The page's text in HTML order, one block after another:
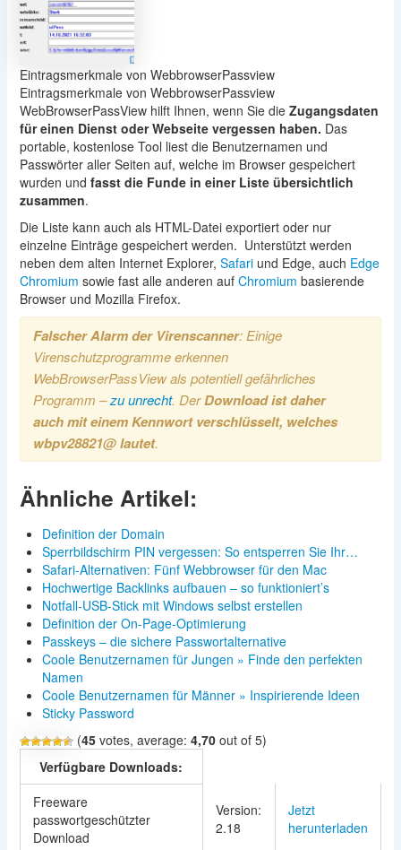
Eintragsmerkmale von WebbrowserPassview
Eintragsmerkmale von WebbrowserPassview
WebBrowserPassView hilft Ihnen, wenn Sie die Zugangsdaten
für einen Dienst oder Webseite vergessen haben. Das
portable, kostenlose Tool liest die Benutzernamen und
Passwörter aller Seiten auf, welche im Browser gespeichert
wurden und fasst die Funde in einer Liste übersichtlich
zusammen.
Die Liste kann auch als HTML-Datei exportiert oder nur
einzelne Einträge gespeichert werden. Unterstützt werden
neben dem alten Internet Explorer, Safariund Edge, auch Edge
Chromium sowie fast alle anderen auf Chromium basierende
Browser und Mozilla Firefox.
Falscher Alarm der Virenscanner: Einige
Virenschutzprogramme erkennen
WebBrowserPassView als potentiell gefährliches
Programm –zu unrecht. DerDownload ist daher
auch mit einem Kennwort verschlüsselt, welches
wbpv28821@ lautet.
Ähnliche Artikel:
Definition der Domain
Sperrbildschirm PIN vergessen: So entsperren Sie Ihr…
Safari-Alternativen: Fünf Webbrowser für den Mac
Hochwertige Backlinks aufbauen – so funktioniert’s
Notfall-USB-Stick mit Windows selbst erstellen
Definition der On-Page-Optimierung
Passkeys – die sichere Passwortalternative
Coole Benutzernamen für Jungen » Finde den perfekten
Namen
Coole Benutzernamen für Männer » Inspirierende Ideen
Sticky Password
(45votes, average: 4,70out of 5)
Verfügbare Downloads:
Freeware
passwortgeschützter
Download
Version:
2.18
Jetzt
herunterladen